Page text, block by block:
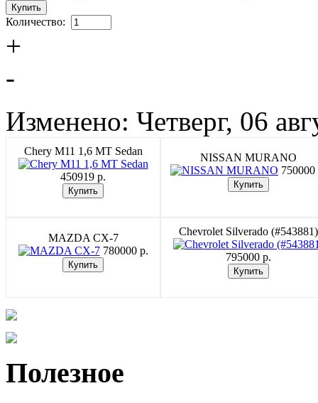
Количество:
+
-
Изменено: Четверг, 06
Chery M11 1,6 MT Sedan
450919 p.
NISSAN MURANO
750000
MAZDA CX-7
780000 p.
Chevrolet Silverado (#543881)
795000 p.
Полезное